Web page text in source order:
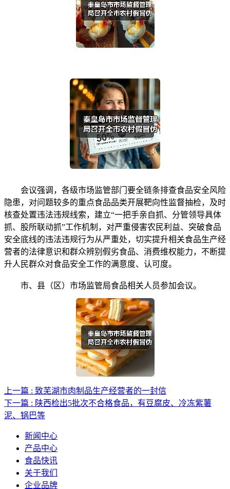
会议强调，各级市场监管部门要全链条排查食品安全风险
隐患，对问题较多的重点食品品类开展靶向性监督抽检，及时
核查处置违法违规线索，建立“一把手亲自抓、分管领导具体
抓、股所联动抓”工作机制，对严重侵害农民利益、突破食品
安全底线的违法违规行为从严重处，切实提升相关食品生产经
营者的法律意识和群众辨别假劣食品、消费维权能力，不断提
升人民群众对食品安全工作的满意度、认可度。
市、县（区）市场监管局食品相关人员参加会议。
上一篇 : 致芜湖市肉制品生产经营者的一封信
下一篇 : 陕西检出5批次不合格食品，有豆腐皮、冷冻紫薯
泥、锅巴等
新闻中心
产品中心
食品快讯
关于我们
企业品牌